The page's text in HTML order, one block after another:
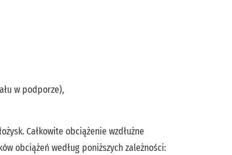
w podporze),
Całkowite obciążenie wzdłużne
obciążeń według poniższych zależności: